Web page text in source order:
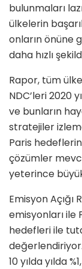
bulunmaları
ülkelerin
onların önüne
daha hızlı
Rapor, tüm
NDC’leri 2020
ve bunların
stratejiler
Paris
çözümler
yeterince
Emisyon Açığı
emisyonları ile
hedefleri ile
10 yılda yılda